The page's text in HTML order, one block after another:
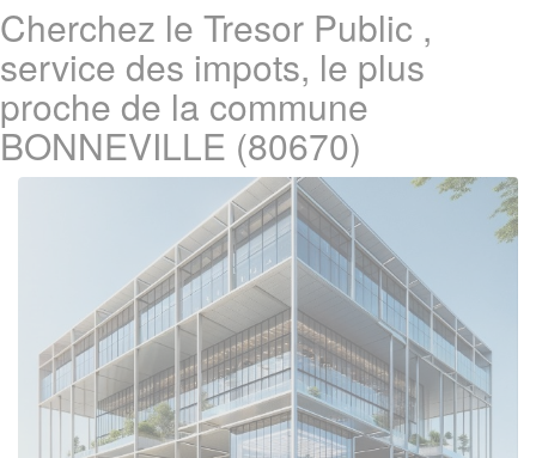
Cherchez le Tresor Public ,
service des impots, le plus
proche de la commune
BONNEVILLE (80670)